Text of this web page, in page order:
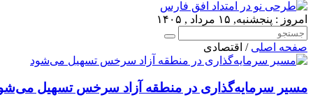
امروز : پنجشنبه, ۱۵ مرداد , ۱۴۰۵
صفحه اصلی / اقتصادی
مسیر سرمایه‌گذاری در منطقه آزاد سرخس تسهیل